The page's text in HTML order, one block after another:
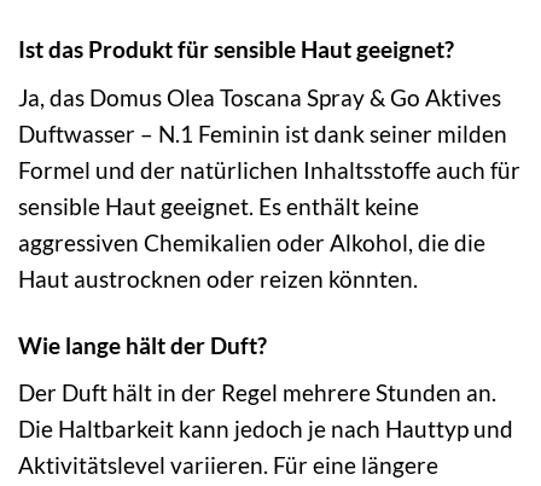
Ist das Produkt für sensible Haut geeignet?
Ja, das Domus Olea Toscana Spray & Go Aktives
Duftwasser – N.1 Feminin ist dank seiner milden
Formel und der natürlichen Inhaltsstoffe auch für
sensible Haut geeignet. Es enthält keine
aggressiven Chemikalien oder Alkohol, die die
Haut austrocknen oder reizen könnten.
Wie lange hält der Duft?
Der Duft hält in der Regel mehrere Stunden an.
Die Haltbarkeit kann jedoch je nach Hauttyp und
Aktivitätslevel variieren. Für eine längere